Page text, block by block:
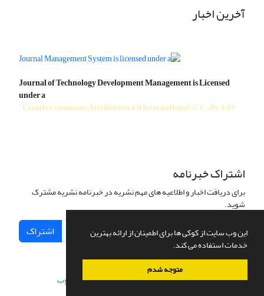
این وب سایت از کوکی ها برای اطمینان از ارائه بهترین
خدمات استفاده می کند.
متوجه شدم
آخرین اخبار
Journal of Technology Development Management is Licensed
under a
"Creative commons Attribution 4.0 International (CC-By 4.0)"
اشتراک خبرنامه
برای دریافت اخبار و اطلاعیه های مهم نشریه در خبرنامه نشریه مشترک
شوید.
اشتراک
سامانه مدیریت نشریات علمی.طراحی و پیاده سازی از سیناوب